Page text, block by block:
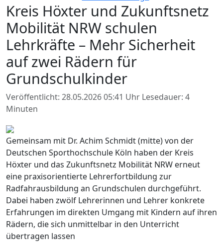
Kreis Höxter und Zukunftsnetz
Mobilität NRW schulen
Lehrkräfte – Mehr Sicherheit
auf zwei Rädern für
Grundschulkinder
Veröffentlicht: 28.05.2026 05:41 Uhr Lesedauer: 4
Minuten
Gemeinsam mit Dr. Achim Schmidt (mitte) von der
Deutschen Sporthochschule Köln haben der Kreis
Höxter und das Zukunftsnetz Mobilität NRW erneut
eine praxisorientierte Lehrerfortbildung zur
Radfahrausbildung an Grundschulen durchgeführt.
Dabei haben zwölf Lehrerinnen und Lehrer konkrete
Erfahrungen im direkten Umgang mit Kindern auf ihren
Rädern, die sich unmittelbar in den Unterricht
übertragen lassen